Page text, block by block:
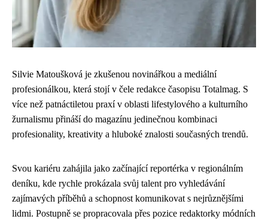
Silvie Matoušková je zkušenou novinářkou a mediální
profesionálkou, která stojí v čele redakce časopisu Totalmag. S
více než patnáctiletou praxí v oblasti lifestylového a kulturního
žurnalismu přináší do magazínu jedinečnou kombinaci
profesionality, kreativity a hluboké znalosti současných trendů.
Svou kariéru zahájila jako začínající reportérka v regionálním
deníku, kde rychle prokázala svůj talent pro vyhledávání
zajímavých příběhů a schopnost komunikovat s nejrůznějšími
lidmi. Postupně se propracovala přes pozice redaktorky módních